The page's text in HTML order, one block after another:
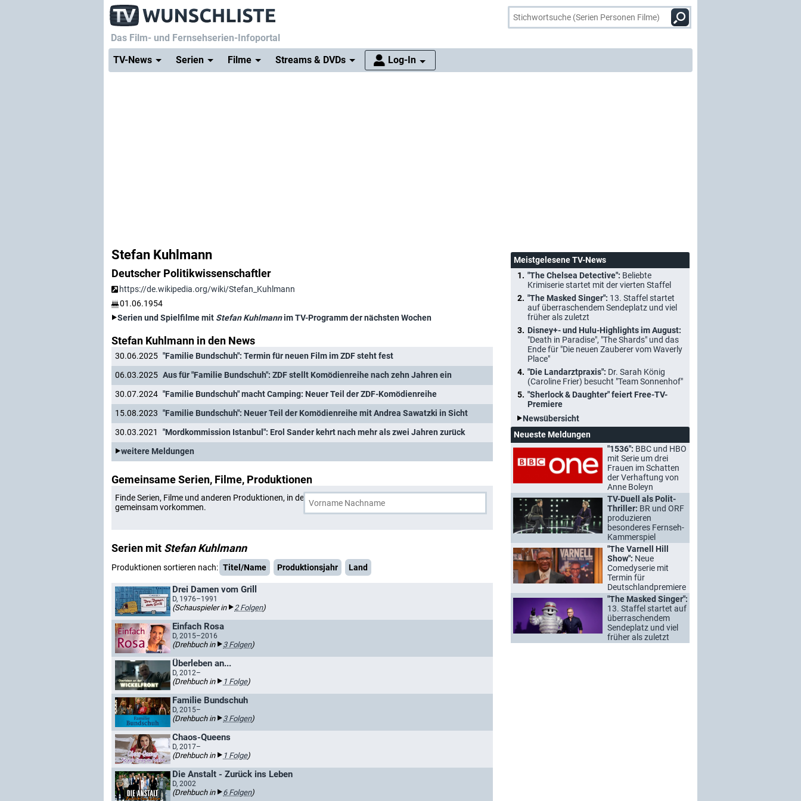
Das Film- und Fernsehserien-Infoportal
TV-News
Serien Filme Streams & DVDs Log-In
Stefan Kuhlmann
Deutscher Politikwissenschaftler
https://de.wikipedia.org/wiki/Stefan_Kuhlmann
01.06.1954
Serien und Spielfilme mit Stefan Kuhlmannim TV-Programm der nächsten Wochen
Stefan Kuhlmann in den News
30.06.2025 "Familie Bundschuh": Termin für neuen Film im ZDF steht fest
06.03.2025 Aus für "Familie Bundschuh": ZDF stellt Komödienreihe nach zehn Jahren ein
30.07.2024 "Familie Bundschuh" macht Camping: Neuer Teil der ZDF-Komödienreihe
15.08.2023 "Familie Bundschuh": Neuer Teil der Komödienreihe mit Andrea Sawatzki in Sicht
30.03.2021
"Mordkommission Istanbul": Erol Sander kehrt nach mehr als zwei Jahren zurück
weitere Meldungen
Gemeinsame Serien, Filme, Produktionen
Finde Serien, Filme und anderen Produktionen, in denen Stefan Kuhlmann
gemeinsam vorkommen.
Serien mit Stefan Kuhlmann
Produktionen sortieren nach: Titel/Name Produktionsjahr Land
Drei Damen vom Grill
D, 1976–1991
(Schauspieler in 2 Folgen)
Einfach Rosa
D, 2015–2016
(Drehbuch in 3 Folgen)
Überleben an...
D, 2012–
(Drehbuch in 1 Folge)
Familie Bundschuh
D, 2015–
(Drehbuch in 3 Folgen)
Chaos-Queens
D, 2017–
(Drehbuch in 1 Folge)
Die Anstalt - Zurück ins Leben
D, 2002
(Drehbuch in 6 Folgen)
Meistgelesene TV-News
"The Chelsea Detective": Beliebte
Krimiserie startet mit der vierten Staffel
"The Masked Singer": 13. Staffel startet
auf überraschendem Sendeplatz und viel
früher als zuletzt
Disney+- und Hulu-Highlights im August:
"Death in Paradise", "The Shards" und das
Ende für "Die neuen Zauberer vom Waverly
Place"
"Die Landarztpraxis": Dr. Sarah König
(Caroline Frier) besucht "Team Sonnenhof"
"Sherlock & Daughter" feiert Free-TV-
Premiere
Newsübersicht
Neueste Meldungen
"1536": BBC und HBO
mit Serie um drei
Frauen im Schatten
der Verhaftung von
Anne Boleyn
TV-Duell als Polit-
Thriller: BR und ORF
produzieren
besonderes Fernseh-
Kammerspiel
"The Varnell Hill
Show": Neue
Comedyserie mit
Termin für
Deutschlandpremiere
"The Masked Singer":
13. Staffel startet auf
überraschendem
Sendeplatz und viel
früher als zuletzt